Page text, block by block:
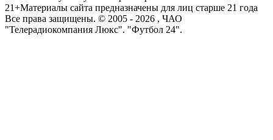
21+Материалы сайта предназначены для лиц старше 21 года
Все права защищены. © 2005 - 2026 , ЧАО
"Телерадиокомпания Люкс". "Футбол 24".